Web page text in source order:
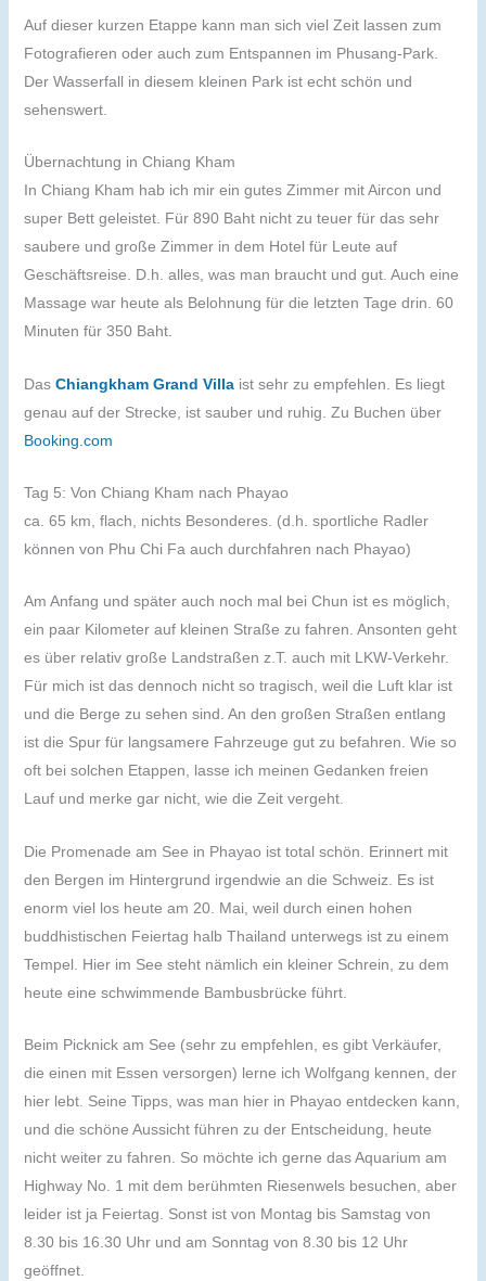
Auf dieser kurzen Etappe kann man sich viel Zeit lassen zum
Fotografieren oder auch zum Entspannen im Phusang-Park.
Der Wasserfall in diesem kleinen Park ist echt schön und
sehenswert.
Übernachtung in Chiang Kham
In Chiang Kham hab ich mir ein gutes Zimmer mit Aircon und
super Bett geleistet. Für 890 Baht nicht zu teuer für das sehr
saubere und große Zimmer in dem Hotel für Leute auf
Geschäftsreise. D.h. alles, was man braucht und gut. Auch eine
Massage war heute als Belohnung für die letzten Tage drin. 60
Minuten für 350 Baht.
Das Chiangkham Grand Villaist sehr zu empfehlen. Es liegt
genau auf der Strecke, ist sauber und ruhig. Zu Buchen über
Booking.com
Tag 5: Von Chiang Kham nach Phayao
ca. 65 km, flach, nichts Besonderes. (d.h. sportliche Radler
können von Phu Chi Fa auch durchfahren nach Phayao)
Am Anfang und später auch noch mal bei Chun ist es möglich,
ein paar Kilometer auf kleinen Straße zu fahren. Ansonten geht
es über relativ große Landstraßen z.T. auch mit LKW-Verkehr.
Für mich ist das dennoch nicht so tragisch, weil die Luft klar ist
und die Berge zu sehen sind. An den großen Straßen entlang
ist die Spur für langsamere Fahrzeuge gut zu befahren. Wie so
oft bei solchen Etappen, lasse ich meinen Gedanken freien
Lauf und merke gar nicht, wie die Zeit vergeht.
Die Promenade am See in Phayao ist total schön. Erinnert mit
den Bergen im Hintergrund irgendwie an die Schweiz. Es ist
enorm viel los heute am 20. Mai, weil durch einen hohen
buddhistischen Feiertag halb Thailand unterwegs ist zu einem
Tempel. Hier im See steht nämlich ein kleiner Schrein, zu dem
heute eine schwimmende Bambusbrücke führt.
Beim Picknick am See (sehr zu empfehlen, es gibt Verkäufer,
die einen mit Essen versorgen) lerne ich Wolfgang kennen, der
hier lebt. Seine Tipps, was man hier in Phayao entdecken kann,
und die schöne Aussicht führen zu der Entscheidung, heute
nicht weiter zu fahren. So möchte ich gerne das Aquarium am
Highway No. 1 mit dem berühmten Riesenwels besuchen, aber
leider ist ja Feiertag. Sonst ist von Montag bis Samstag von
8.30 bis 16.30 Uhr und am Sonntag von 8.30 bis 12 Uhr
geöffnet.